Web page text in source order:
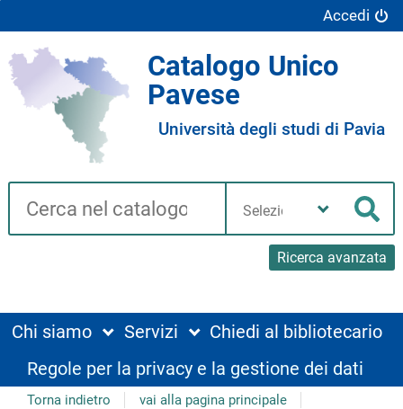
Accedi
Catalogo Unico
Pavese
Università degli studi di Pavia
Cerca su "Catalogo"
Ricerca avanzata
biblioteca
Chi siamo Servizi
Chiedi al bibliotecario
Regole per la privacy e la gestione dei dati
Torna indietro vai alla pagina principale